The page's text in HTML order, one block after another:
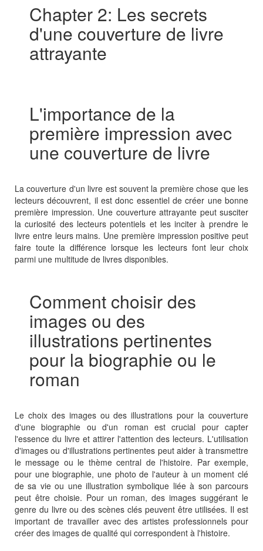
Chapter 2: Les secrets
d'une couverture de livre
attrayante
L'importance de la
première impression avec
une couverture de livre
La couverture d'un livre est souvent la première chose que les
lecteurs découvrent, il est donc essentiel de créer une bonne
première impression. Une couverture attrayante peut susciter
la curiosité des lecteurs potentiels et les inciter à prendre le
livre entre leurs mains. Une première impression positive peut
faire toute la différence lorsque les lecteurs font leur choix
parmi une multitude de livres disponibles.
Comment choisir des
images ou des
illustrations pertinentes
pour la biographie ou le
roman
Le choix des images ou des illustrations pour la couverture
d'une biographie ou d'un roman est crucial pour capter
l'essence du livre et attirer l'attention des lecteurs. L'utilisation
d'images ou d'illustrations pertinentes peut aider à transmettre
le message ou le thème central de l'histoire. Par exemple,
pour une biographie, une photo de l'auteur à un moment clé
de sa vie ou une illustration symbolique liée à son parcours
peut être choisie. Pour un roman, des images suggérant le
genre du livre ou des scènes clés peuvent être utilisées. Il est
important de travailler avec des artistes professionnels pour
créer des images de qualité qui correspondent à l'histoire.